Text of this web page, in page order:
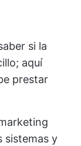
si la
aquí
prestar
sistemas y